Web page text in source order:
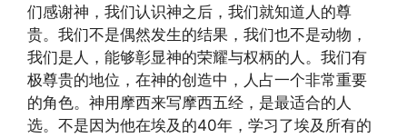
们感谢神，我们认识神之后，我们就知道人的尊
贵。我们不是偶然发生的结果，我们也不是动物，
我们是人，能够彰显神的荣耀与权柄的人。我们有
极尊贵的地位，在神的创造中，人占一个非常重要
的角色。神用摩西来写摩西五经，是最适合的人
选。不是因为他在埃及的40年，学习了埃及所有的